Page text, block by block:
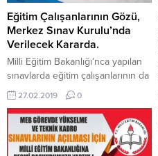
Eğitim Çalışanlarının Gözü,
Merkez Sınav Kurulu’nda
Verilecek Kararda.
Milli Eğitim Bakanlığı’nca yapılan
sınavlarda eğitim çalışanlarının da
salon başkanı/gözcüsü olması
yönünde yürüttüğümüz çalışmalar
kapsamında geçtiğimiz Ocak ayı
içersinde Ölçme Değerlendirme
ve Sınav Hizmetleri Genel
27.02.2019 0